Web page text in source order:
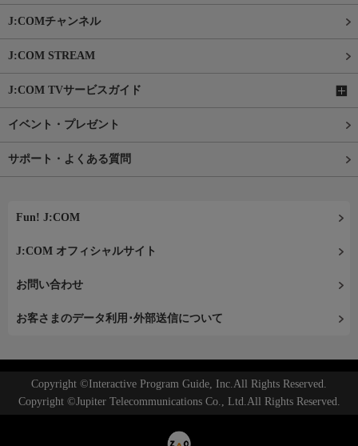
J:COMチャンネル
J:COM STREAM
J:COM TVサービスガイド
イベント・プレゼント
サポート・よくある質問
Fun! J:COM
J:COM オフィシャルサイト
お問い合わせ
お客さまのデータ利用･外部送信について
Copyright ©Interactive Program Guide, Inc.All Rights Reserved.
Copyright ©Jupiter Telecommunications Co., Ltd.All Rights Reserved.